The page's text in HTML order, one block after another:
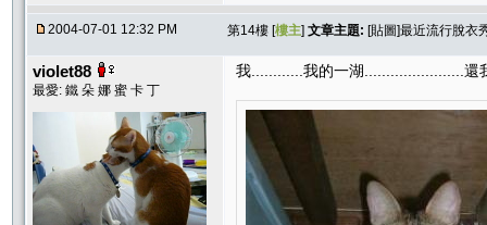
2004-07-01 12:32 PM 第14樓 [樓主] 文章主題: [貼圖]最近流行脫衣
violet88
最愛: 鐵 朵 娜 蜜 卡 丁
我............我的一湖.......................還